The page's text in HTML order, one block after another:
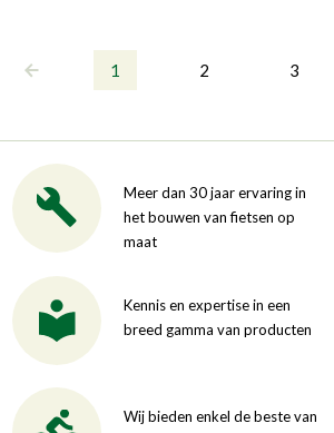
1 2 3
Meer dan 30 jaar ervaring in
het bouwen van fietsen op
maat
Kennis en expertise in een
breed gamma van producten
Wij bieden enkel de beste van